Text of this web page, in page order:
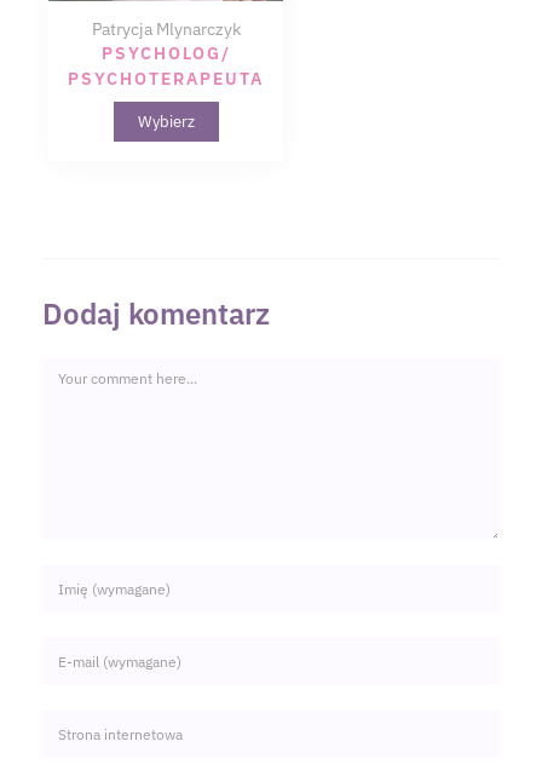
Patrycja Mlynarczyk
PSYCHOLOG/
PSYCHOTERAPEUTA
Wybierz
Dodaj komentarz